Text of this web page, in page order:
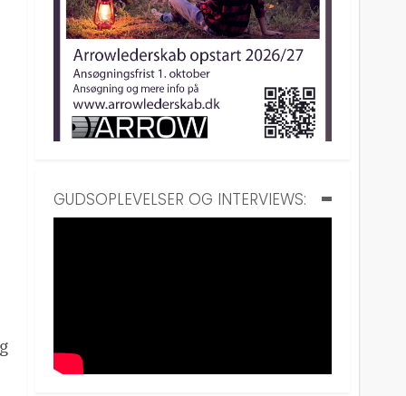
GUDSOPLEVELSER OG INTERVIEWS: